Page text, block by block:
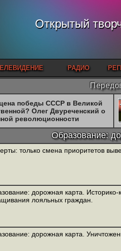
Открытый
РАДИО
победы СССР в Великой
Олег Двуреченский о
революционности
Образование:
только смена приоритетов
дорожная карта. Историко-
лояльных граждан.
дорожная карта.